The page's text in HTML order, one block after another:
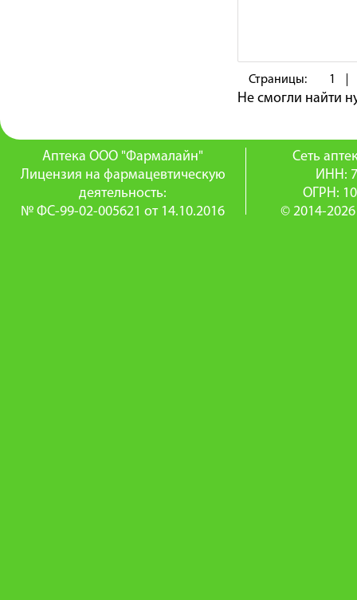
Страницы: 1
Не смогли найти
Аптека ООО "Фармалайн"
Лицензия на фармацевтическую
деятельность:
№ ФС-99-02-005621 от 14.10.2016
Сеть
ИНН:
ОГРН:
© 2014-